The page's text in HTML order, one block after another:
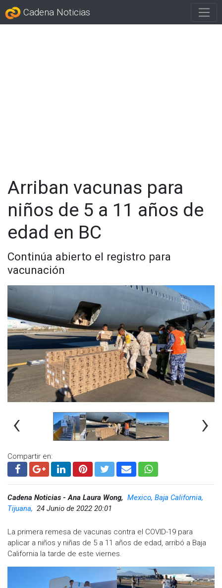
Cadena Noticias
Arriban vacunas para
niños de 5 a 11 años de
edad en BC
Continúa abierto el registro para
vacunación
‹ ›
Compartir en:
Cadena Noticias - Ana Laura Wong, Mexico, Baja California,
Tijuana, 24 Junio de 2022 20:01
La primera remesa de vacunas contra el COVID-19 para
aplicar a niños y niñas de 5 a 11 años de edad, arribó a Baja
California la tarde de este viernes.